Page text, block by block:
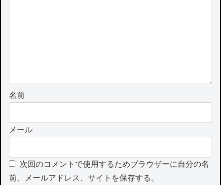
名前
メール
次回のコメントで使用するためブラウザーに自分の名
前、メールアドレス、サイトを保存する。